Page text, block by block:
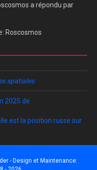
a répondu par
Roscosmos
spatiales
2025 de
est la position russe sur
- Design et Maintenance: